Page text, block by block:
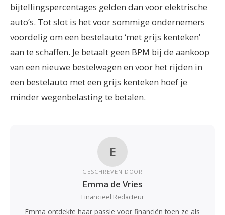
bijtellingspercentages gelden dan voor elektrische
auto’s. Tot slot is het voor sommige ondernemers
voordelig om een bestelauto ‘met grijs kenteken’
aan te schaffen. Je betaalt geen BPM bij de aankoop
van een nieuwe bestelwagen en voor het rijden in
een bestelauto met een grijs kenteken hoef je
minder wegenbelasting te betalen.
E
GESCHREVEN DOOR
Emma de Vries
Financieel Redacteur
Emma ontdekte haar passie voor financiën toen ze als